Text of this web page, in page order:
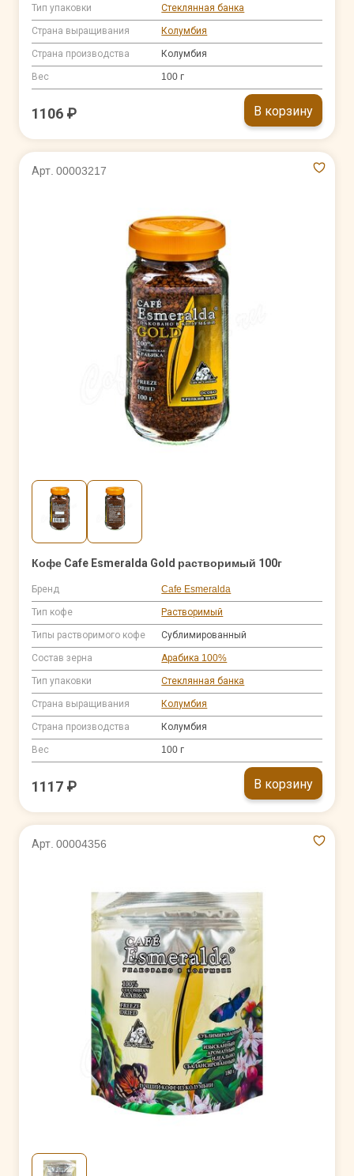
Тип упаковки Стеклянная банка
Страна выращивания Колумбия
Страна производства Колумбия
Вес 100 г
1106 ₽ В корзину
Арт. 00003217
Кофе Cafe Esmeralda Gold растворимый 100г
Бренд Cafe Esmeralda
Тип кофе Растворимый
Типы растворимого кофе Сублимированный
Состав зерна Арабика 100%
Тип упаковки Стеклянная банка
Страна выращивания Колумбия
Страна производства Колумбия
Вес 100 г
1117 ₽ В корзину
Арт. 00004356